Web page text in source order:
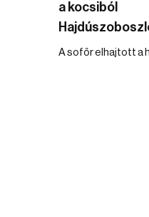
a kocsiból
A sofőr elhajtott a